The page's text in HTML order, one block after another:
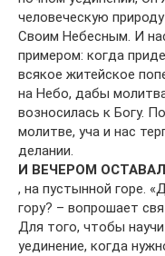
человеческую
Своим Небесным. И
примером: когда
всякое житейское
на Небо, дабы
возносилась к Богу.
молитве, уча и нас
делании.
И ВЕЧЕРОМ
, на пустынной горе.
гору? – вопрошает
Для того, чтобы
уединение, когда